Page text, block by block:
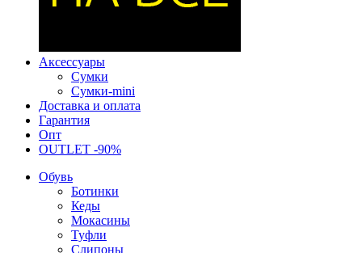
Аксессуары
Сумки
Сумки-mini
Доставка и оплата
Гарантия
Опт
OUTLET -90%
Обувь
Ботинки
Кеды
Мокасины
Туфли
Слипоны